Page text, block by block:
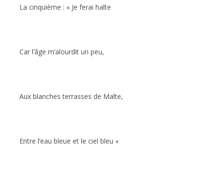
La cinquième : « Je ferai halte
Car l’âge m’alourdit un peu,
Aux blanches terrasses de Malte,
Entre l’eau bleue et le ciel bleu »